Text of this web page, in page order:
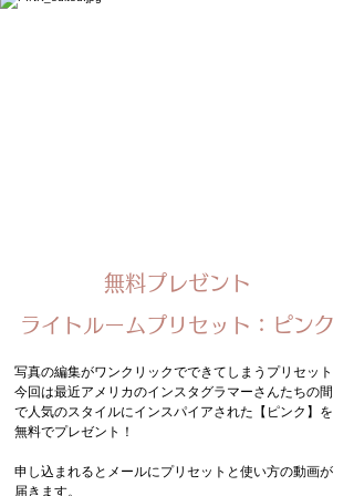
無料プレゼント
​ライトルームプリセット：ピンク
写真の編集がワンクリックでできてしまうプリセット
​今回は最近アメリカのインスタグラマーさんたちの間
で人気のスタイルにインスパイアされた【ピンク】を
無料でプレゼント！
申し込まれるとメールにプリセットと使い方の動画が
届きます。